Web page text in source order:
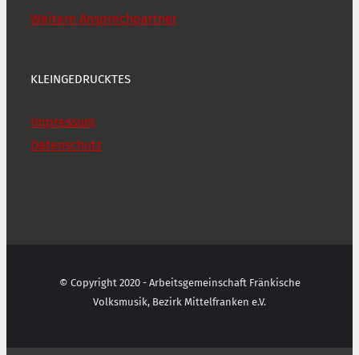
Weitere Ansprechpartner
KLEINGEDRUCKTES
Impressum
Datenschutz
© Copyright 2020 - Arbeitsgemeinschaft Fränkische
Volksmusik, Bezirk Mittelfranken e.V.